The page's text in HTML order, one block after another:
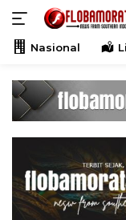
Langsung
kontenNasional